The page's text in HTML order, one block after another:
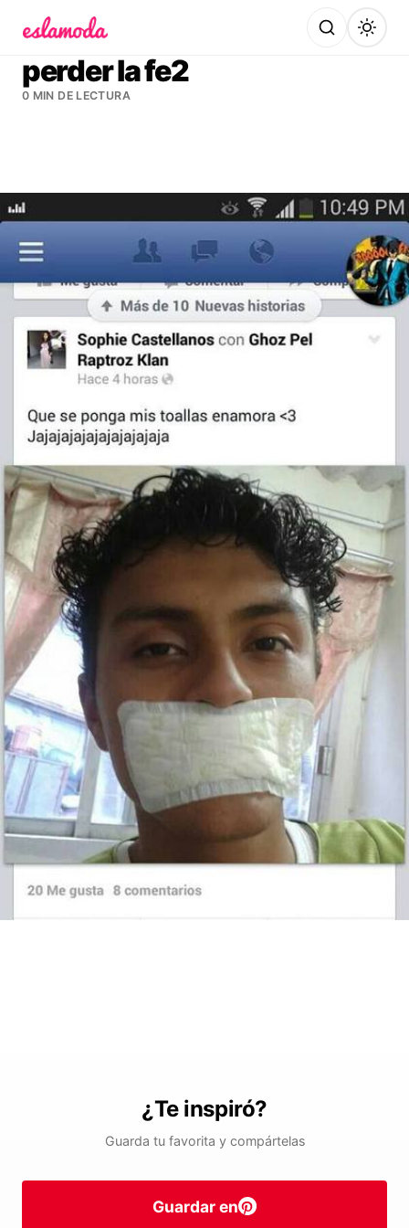
perder la fe2
0 MIN DE LECTURA
¿Te inspiró?
Guarda tu favorita y compártelas
Guardar en